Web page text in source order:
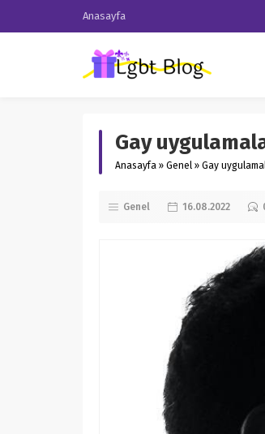
Anasayfa
Gay
Anasayfa » Genel » Gay
Genel 16.08.2022